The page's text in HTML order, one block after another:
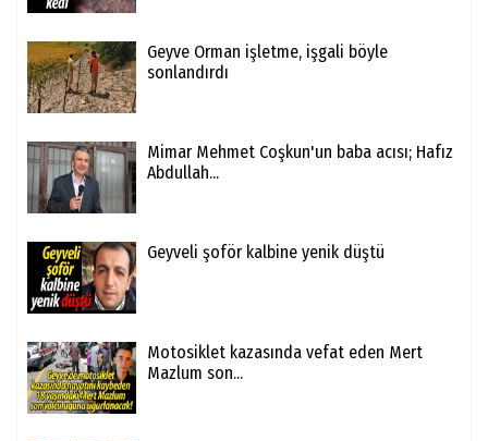
Geyve Orman işletme, işgali böyle
sonlandırdı
Mimar Mehmet Coşkun'un baba acısı; Hafız
Abdullah...
Geyveli şoför kalbine yenik düştü
Motosiklet kazasında vefat eden Mert
Mazlum son...